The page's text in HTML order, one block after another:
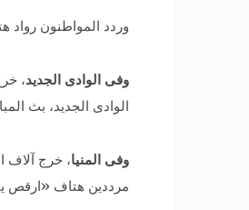
وردد المواطنون رواد
وفى الوادى الجديد،
الوادى الجديد، بث
وفى المنيا، خرج آلاف
مرددين هتاف «ارقص